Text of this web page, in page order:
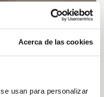
Acerca de las cookies
usan para personalizar